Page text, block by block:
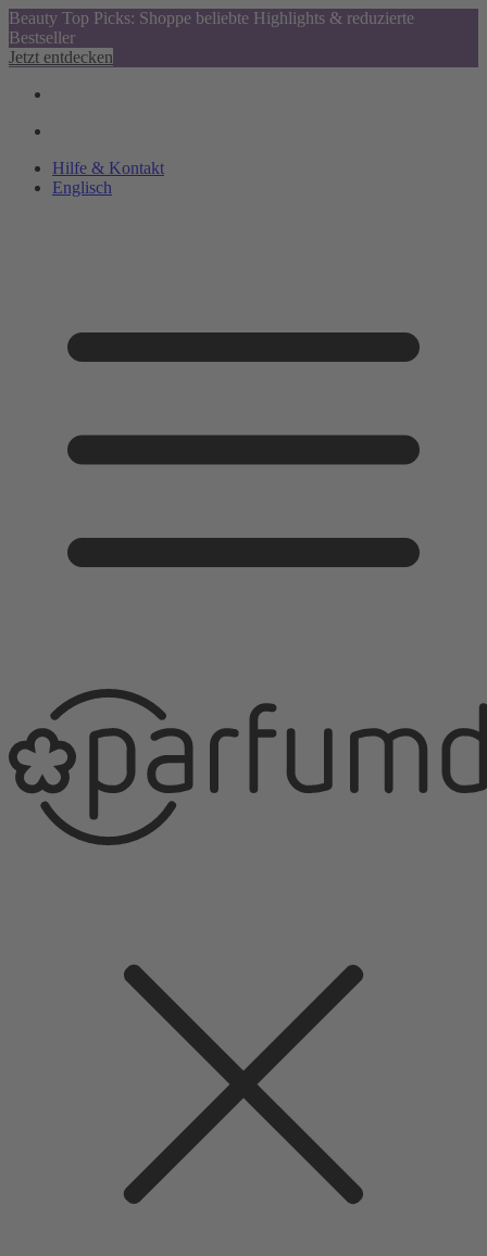
Beauty Top Picks: Shoppe beliebte Highlights & reduzierte
Bestseller
Jetzt entdecken
Hilfe & Kontakt
Englisch